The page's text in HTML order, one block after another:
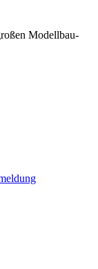
Modellbau-